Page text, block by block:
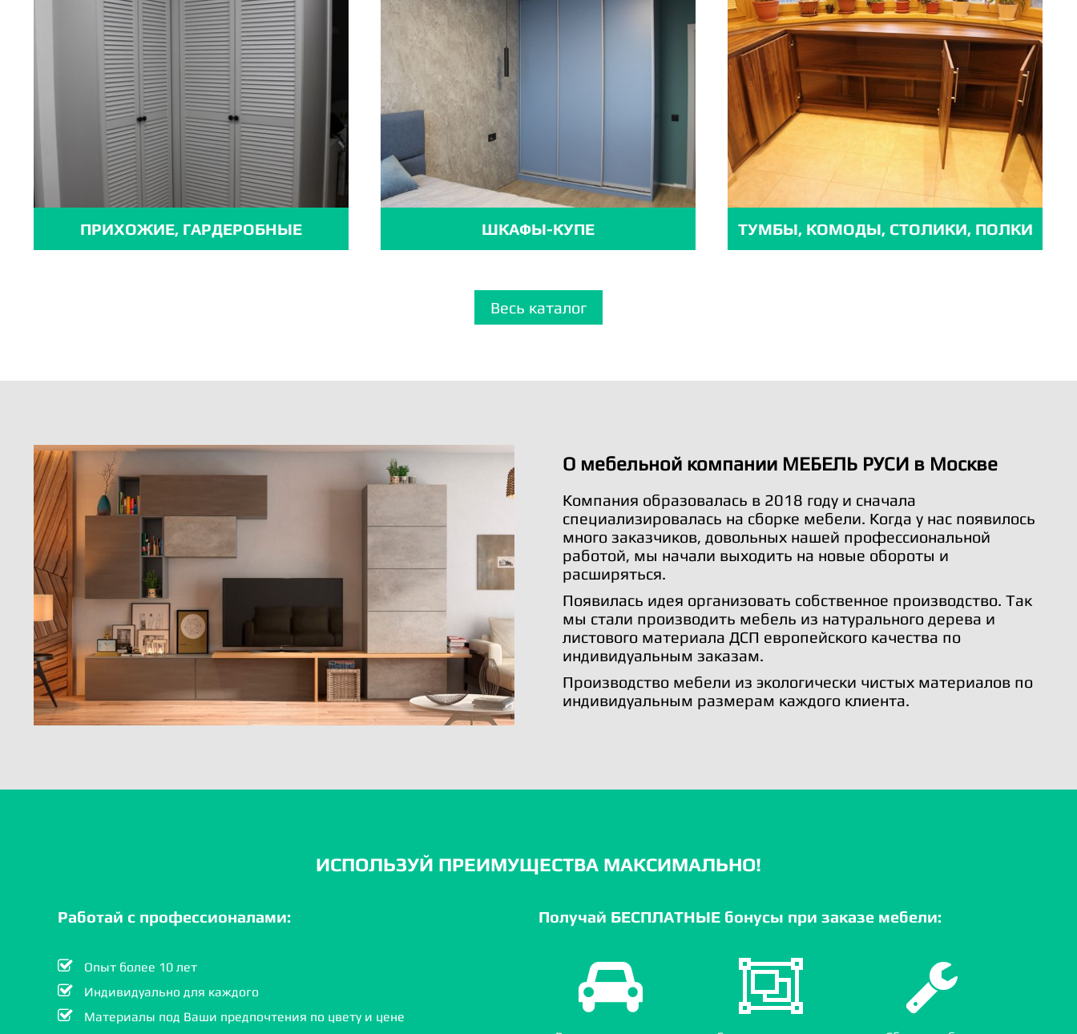
ПРИХОЖИЕ, ГАРДЕРОБНЫЕ ШКАФЫ-КУПЕ ТУМБЫ, КОМОДЫ, СТОЛИКИ, ПОЛКИ
Весь каталог
О мебельной компании МЕБЕЛЬ РУСИ в Москве
Компания образовалась в 2018 году и сначала
специализировалась на сборке мебели. Когда у нас появилось
много заказчиков, довольных нашей профессиональной
работой, мы начали выходить на новые обороты и
расширяться.
Появилась идея организовать собственное производство. Так
мы стали производить мебель из натурального дерева и
листового материала ДСП европейского качества по
индивидуальным заказам.
Производство мебели из экологически чистых материалов по
индивидуальным размерам каждого клиента.
ИСПОЛЬЗУЙ ПРЕИМУЩЕСТВА МАКСИМАЛЬНО!
Работай с профессионалами:
Опыт более 10 лет
Индивидуально для каждого
Материалы под Ваши предпочтения по цвету и цене
Получай БЕСПЛАТНЫЕ бонусы при заказе мебели: